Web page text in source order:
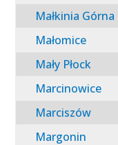
Małkinia Górna
Małomice
Mały Płock
Marcinowice
Marciszów
Margonin